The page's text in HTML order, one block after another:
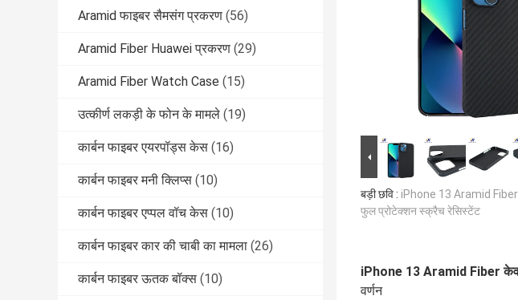
Aramid फाइबर सैमसंग प्रकरण (56)
Aramid Fiber Huawei प्रकरण (29)
Aramid Fiber Watch Case (15)
उत्कीर्ण लकड़ी के फोन के मामले (19)
कार्बन फाइबर एयरपॉड्स केस (16)
कार्बन फाइबर मनी क्लिप्स (10)
कार्बन फाइबर एप्पल वॉच केस (10)
कार्बन फाइबर कार की चाबी का मामला (26)
कार्बन फाइबर ऊतक बॉक्स (10)
बड़ी छवि : iPhone 13 Aramid
फुल प्रोटेक्शन स्क्रैच रेसिस्टेंट
iPhone 13 Aramid Fiber
वर्णन